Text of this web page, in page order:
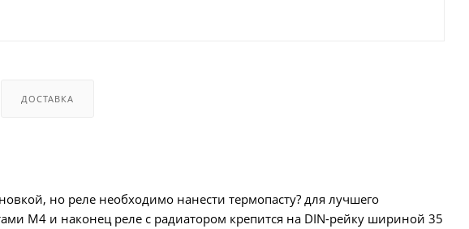
ДОСТАВКА
но реле необходимо нанести термопасту? для лучшего
М4 и наконец реле с радиатором крепится на DIN-рейку шириной 35